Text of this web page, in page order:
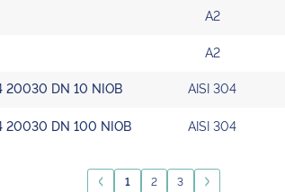
А2
А2
20030 DN 10 NIOB AISI 304
20030 DN 100 NIOB AISI 304
1 2 3